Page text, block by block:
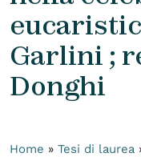
Garlini ;
Donghi
Home » Tesi di laurea